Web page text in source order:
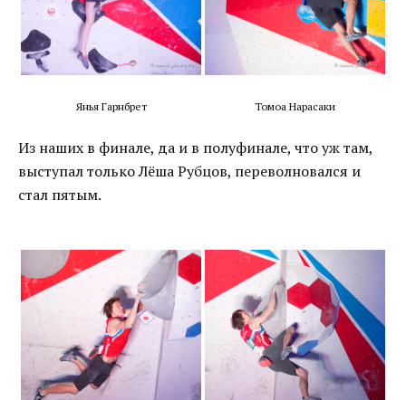
Янья Гарнбрет Томоа Нарасаки
Из наших в финале, да и в полуфинале, что уж там,
выступал только Лёша Рубцов, переволновался и
стал пятым.